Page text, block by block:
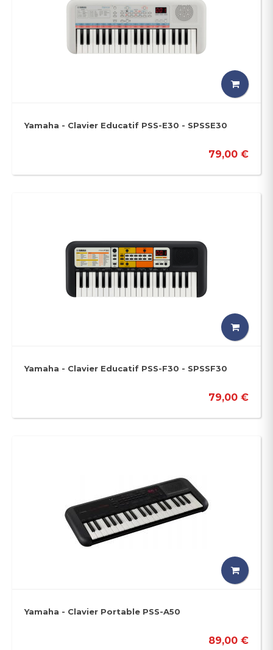
Yamaha - Clavier Educatif PSS-E30 - SPSSE30
79,00 €
Yamaha - Clavier Educatif PSS-F30 - SPSSF30
79,00 €
Yamaha - Clavier Portable PSS-A50
89,00 €